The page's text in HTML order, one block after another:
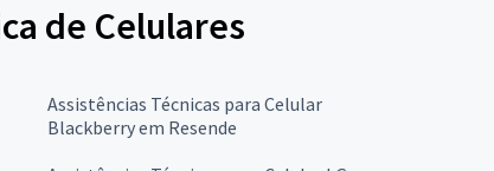
de Celulares
Assistências Técnicas para Celular
Blackberry em Resende